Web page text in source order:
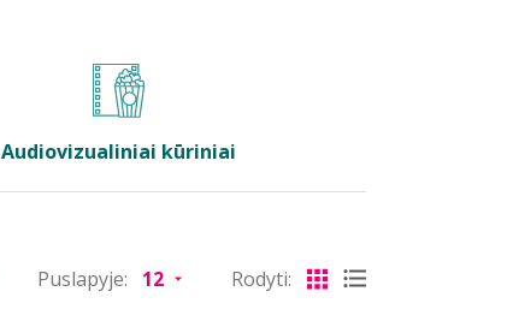
Audiovizualiniai kūriniai
Puslapyje: Rodyti: